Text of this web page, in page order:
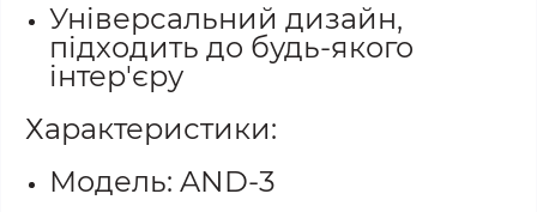
Універсальний дизайн,
підходить до будь-якого
інтер'єру
Характеристики:
Модель: AND-3